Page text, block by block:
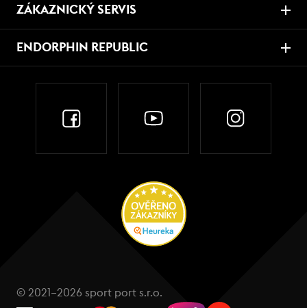
ZÁKAZNICKÝ SERVIS
ENDORPHIN REPUBLIC
© 2021–2026 sport port s.r.o.